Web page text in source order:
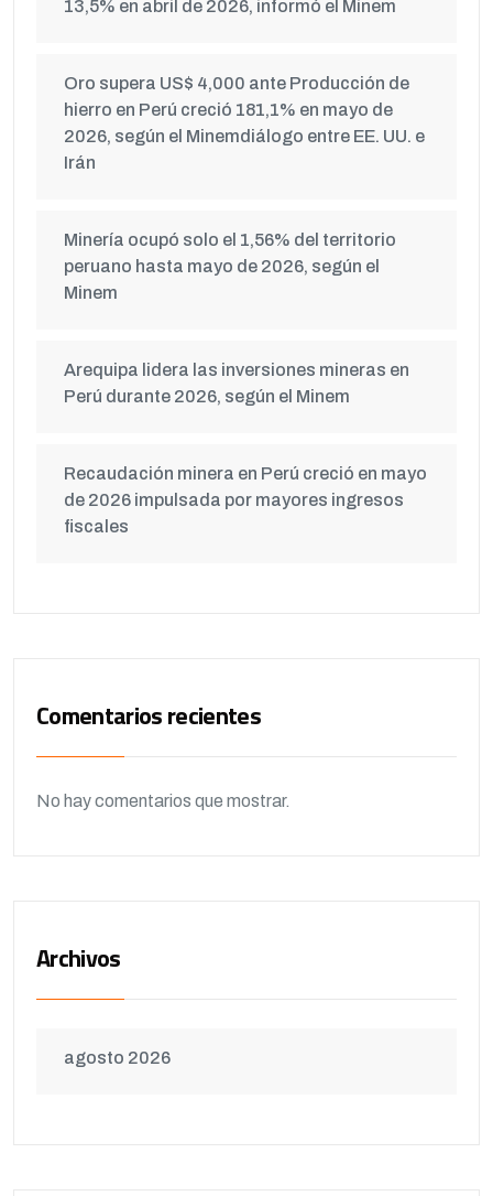
13,5% en abril de 2026, informó el Minem
Oro supera US$ 4,000 ante Producción de
hierro en Perú creció 181,1% en mayo de
2026, según el Minemdiálogo entre EE. UU. e
Irán
Minería ocupó solo el 1,56% del territorio
peruano hasta mayo de 2026, según el
Minem
Arequipa lidera las inversiones mineras en
Perú durante 2026, según el Minem
Recaudación minera en Perú creció en mayo
de 2026 impulsada por mayores ingresos
fiscales
Comentarios recientes
No hay comentarios que mostrar.
Archivos
agosto 2026